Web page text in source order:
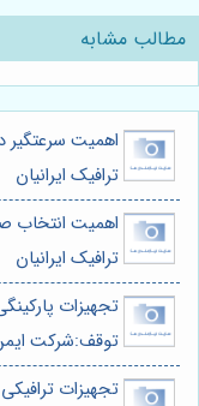
مطالب مشابه
اهمیت
ترافیک ایرانیان
اهمیت انتخاب
ترافیک ایرانیان
تجهیزات
توقف:شرکت ایمن
تجهیزات